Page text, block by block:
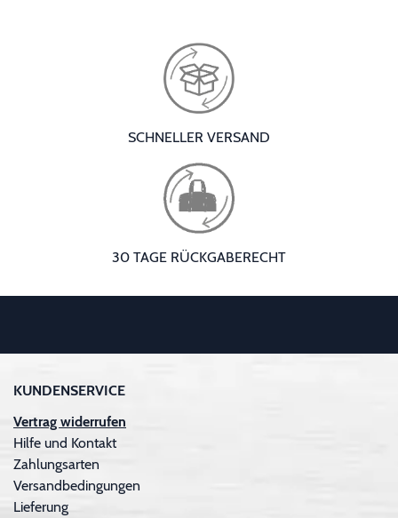
SCHNELLER VERSAND
30 TAGE RÜCKGABERECHT
KUNDENSERVICE
Vertrag widerrufen
Hilfe und Kontakt
Zahlungsarten
Versandbedingungen
Lieferung